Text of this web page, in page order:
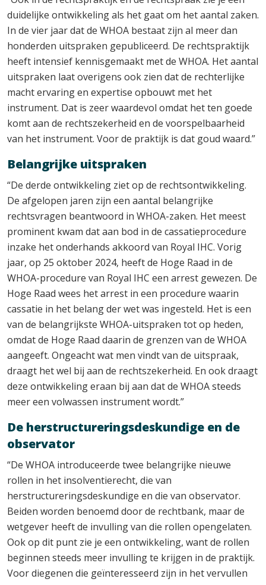
duidelijke ontwikkeling als het gaat om het aantal zaken.
In de vier jaar dat de WHOA bestaat zijn al meer dan
honderden uitspraken gepubliceerd. De rechtspraktijk
heeft intensief kennisgemaakt met de WHOA. Het aantal
uitspraken laat overigens ook zien dat de rechterlijke
macht ervaring en expertise opbouwt met het
instrument. Dat is zeer waardevol omdat het ten goede
komt aan de rechtszekerheid en de voorspelbaarheid
van het instrument. Voor de praktijk is dat goud waard.”
Belangrijke uitspraken
“De derde ontwikkeling ziet op de rechtsontwikkeling.
De afgelopen jaren zijn een aantal belangrijke
rechtsvragen beantwoord in WHOA-zaken. Het meest
prominent kwam dat aan bod in de cassatieprocedure
inzake het onderhands akkoord van Royal IHC. Vorig
jaar, op 25 oktober 2024, heeft de Hoge Raad in de
WHOA-procedure van Royal IHC een arrest gewezen. De
Hoge Raad wees het arrest in een procedure waarin
cassatie in het belang der wet was ingesteld. Het is een
van de belangrijkste WHOA-uitspraken tot op heden,
omdat de Hoge Raad daarin de grenzen van de WHOA
aangeeft. Ongeacht wat men vindt van de uitspraak,
draagt het wel bij aan de rechtszekerheid. En ook draagt
deze ontwikkeling eraan bij aan dat de WHOA steeds
meer een volwassen instrument wordt.”
De herstructureringsdeskundige en de
observator
“De WHOA introduceerde twee belangrijke nieuwe
rollen in het insolventierecht, die van
herstructureringsdeskundige en die van observator.
Beiden worden benoemd door de rechtbank, maar de
wetgever heeft de invulling van die rollen opengelaten.
Ook op dit punt zie je een ontwikkeling, want de rollen
beginnen steeds meer invulling te krijgen in de praktijk.
Voor diegenen die geïnteresseerd zijn in het vervullen